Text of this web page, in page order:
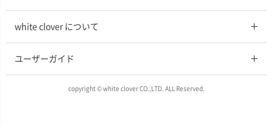
white clover について
ユーザーガイド
copyright © white clover CO.,LTD. ALL Reserved.